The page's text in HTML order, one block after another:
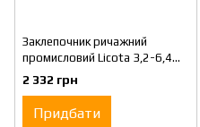
Заклепочник ричажний
промисловий Licota 3,2-6,4
мм (ART-0004)
2 332 грн
Придбати